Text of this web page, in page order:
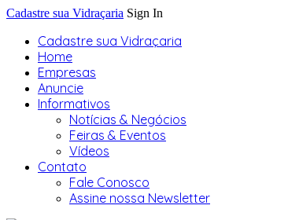
Cadastre sua Vidraçaria Sign In
Cadastre sua Vidraçaria
Home
Empresas
Anuncie
Informativos
Notícias & Negócios
Feiras & Eventos
Vídeos
Contato
Fale Conosco
Assine nossa Newsletter